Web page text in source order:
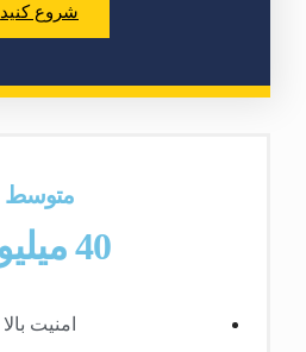
شروع کنید
متوسط
40 میلیون
امنیت بالا